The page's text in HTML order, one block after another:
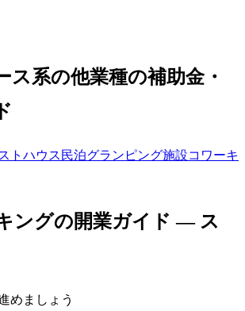
ス系の他業種の補助金・
トハウス 民泊グランピング施設コワーキ
ングの開業ガイド — ス
めましょう